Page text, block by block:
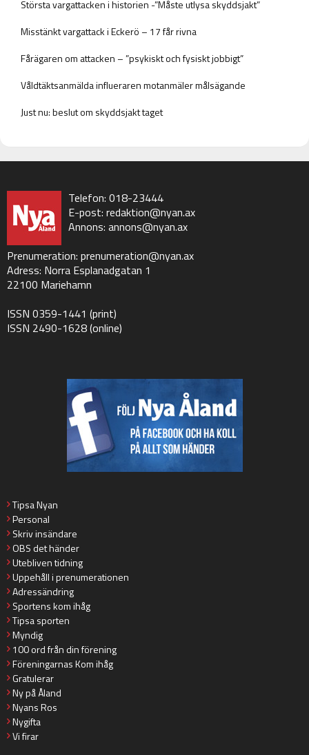
Största vargattacken i historien -”Måste utlysa skyddsjakt”
Misstänkt vargattack i Eckerö – 17 får rivna
Fårägaren om attacken – ”psykiskt och fysiskt jobbigt”
Våldtäktsanmälda influeraren motanmäler målsägande
Just nu: beslut om skyddsjakt taget
Telefon: 018-23444
E-post: redaktion@nyan.ax
Annons: annons@nyan.ax
Prenumeration: prenumeration@nyan.ax
Adress: Norra Esplanadgatan 1
22100 Mariehamn
ISSN 0359-1441 (print)
ISSN 2490-1628 (online)
Tipsa Nyan
Personal
Skriv insändare
OBS det händer
Utebliven tidning
Uppehåll i prenumerationen
Adressändring
Sportens kom ihåg
Tipsa sporten
Myndig
100 ord från din förening
Föreningarnas Kom ihåg
Gratulerar
Ny på Åland
Nyans Ros
Nygifta
Vi firar